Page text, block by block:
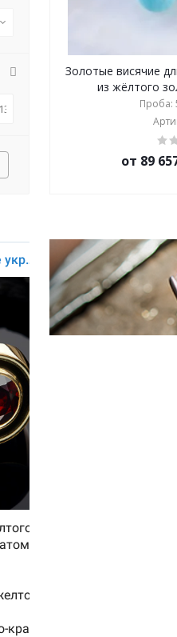
Золотые висячие
из жёлтого
Проба:
от 89